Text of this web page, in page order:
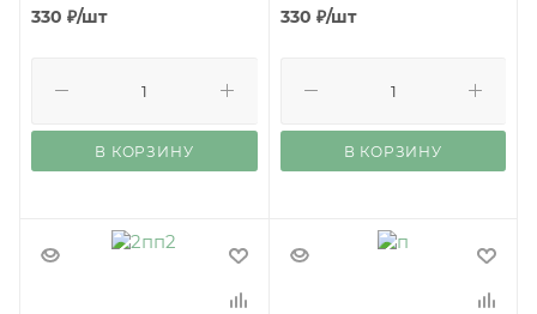
330 ₽/шт
В КОРЗИНУ
330 ₽/шт
В КОРЗИНУ